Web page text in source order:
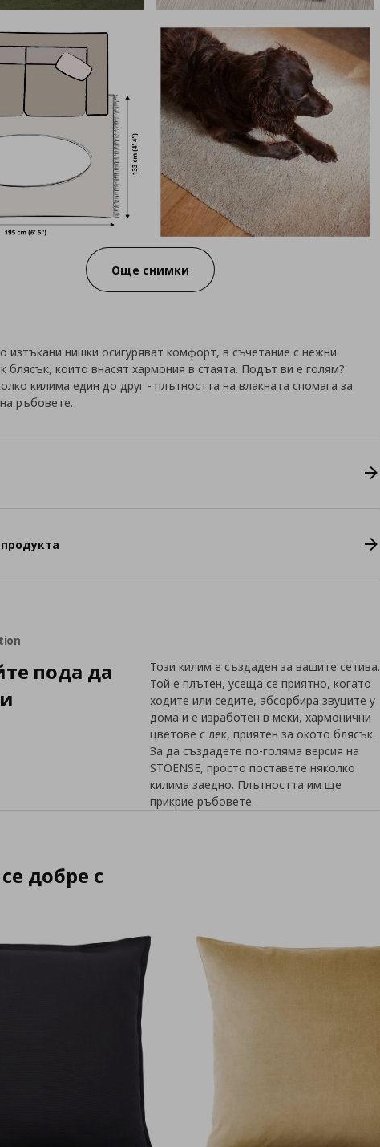
Още снимки
изтъкани нишки осигуряват комфорт, в съчетание с нежни
блясък, които внасят хармония в стаята. Подът ви е голям?
килима един до друг - плътността на влакната спомага за
ръбовете.
пода да
Този килим е създаден за вашите сетива.
Той е плътен, усеща се приятно, когато
ходите или седите, абсорбира звуците у
дома и е изработен в меки, хармонични
цветове с лек, приятен за окото блясък.
За да създадете по-голяма версия на
STOENSE, просто поставете няколко
килима заедно. Плътността им ще
прикрие ръбовете.
добре с